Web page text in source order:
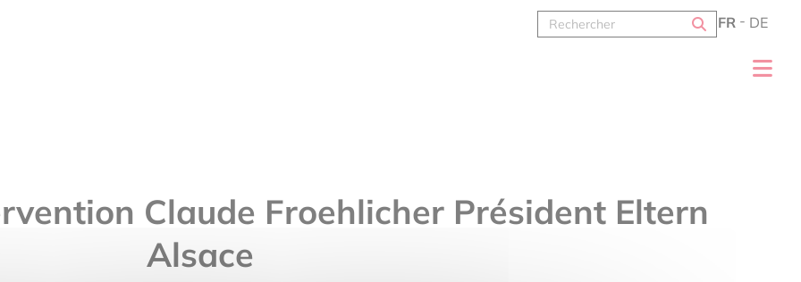
FR DE
Claude Froehlicher Président Eltern
Alsace